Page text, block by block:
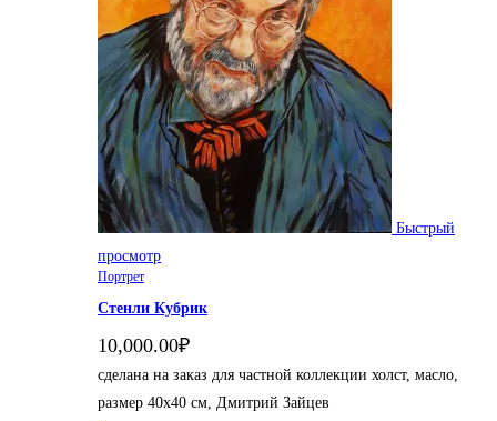
Быстрый
просмотр
Портрет
Стенли Кубрик
10,000.00₽
сделана на заказ для частной коллекции холст, масло,
размер 40х40 см, Дмитрий Зайцев